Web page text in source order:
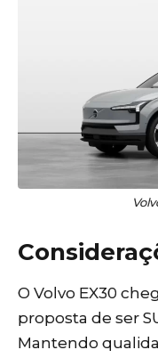
O Volvo EX30
proposta de ser
Mantendo